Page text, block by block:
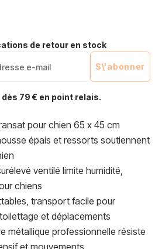
de retour en stock
S\'abonner
79 € en point relais.
pour chien 65 x 45 cm
épais et ressorts soutiennent
ventilé limite humidité,
chiens
transport facile pour
et déplacements
métallique professionnelle résiste
et mouvements